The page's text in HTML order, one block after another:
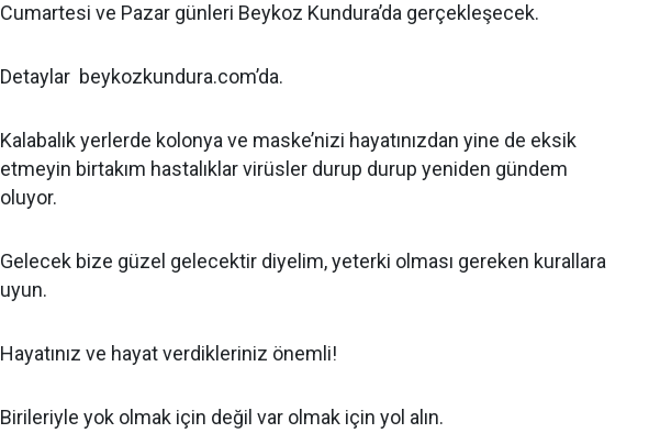
Cumartesi ve Pazar günleri Beykoz Kundura’da gerçekleşecek.
Detaylar beykozkundura.com’da.
Kalabalık yerlerde kolonya ve maske’nizi hayatınızdan yine de eksik
etmeyin birtakım hastalıklar virüsler durup durup yeniden gündem
oluyor.
Gelecek bize güzel gelecektir diyelim, yeterki olması gereken kurallara
uyun.
Hayatınız ve hayat verdikleriniz önemli!
Birileriyle yok olmak için değil var olmak için yol alın.